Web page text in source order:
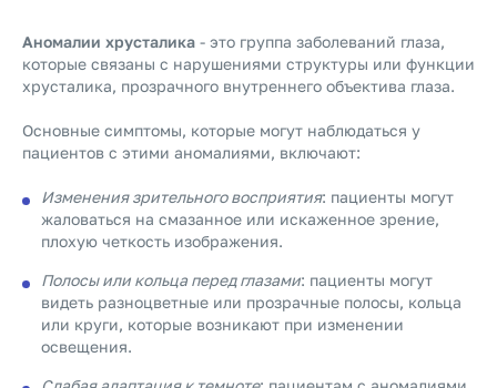
Аномалии хрусталика - это группа заболеваний глаза,
которые связаны с нарушениями структуры или функции
хрусталика, прозрачного внутреннего объектива глаза.
Основные симптомы, которые могут наблюдаться у
пациентов с этими аномалиями, включают:
Изменения зрительного восприятия: пациенты могут
жаловаться на смазанное или искаженное зрение,
плохую четкость изображения.
Полосы или кольца перед глазами: пациенты могут
видеть разноцветные или прозрачные полосы, кольца
или круги, которые возникают при изменении
освещения.